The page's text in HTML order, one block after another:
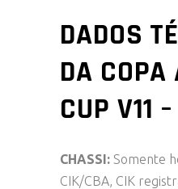
DADOS
DA COPA
CUP V11
CHASSI: Somente
CIK/CBA, CIK